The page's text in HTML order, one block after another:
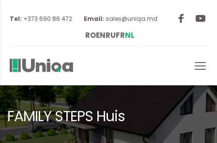
Tel: +373 690 86 472 Email: sales@uniqa.md
ROENRUFRNL
FAMILY STEPS Huis